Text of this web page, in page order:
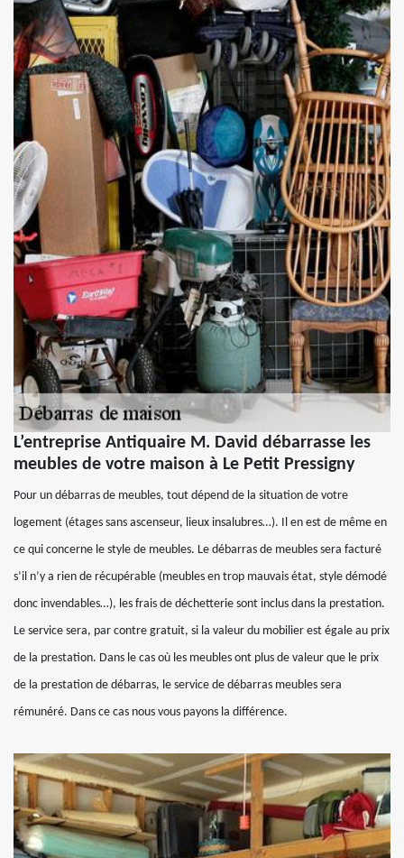
L’entreprise Antiquaire M. David débarrasse les
meubles de votre maison à Le Petit Pressigny
Pour un débarras de meubles, tout dépend de la situation de votre
logement (étages sans ascenseur, lieux insalubres…). Il en est de même en
ce qui concerne le style de meubles. Le débarras de meubles sera facturé
s’il n’y a rien de récupérable (meubles en trop mauvais état, style démodé
donc invendables…), les frais de déchetterie sont inclus dans la prestation.
Le service sera, par contre gratuit, si la valeur du mobilier est égale au prix
de la prestation. Dans le cas où les meubles ont plus de valeur que le prix
de la prestation de débarras, le service de débarras meubles sera
rémunéré. Dans ce cas nous vous payons la différence.